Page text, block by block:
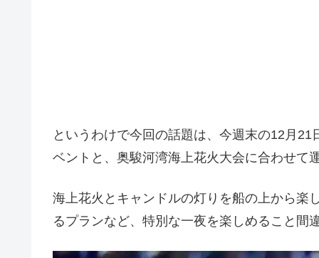
というわけで今回の話題は、今週末の12月
ベントと、奥駿河湾海上花火大会に合わせて
海上花火とキャンドルの灯りを船の上から楽
るプランなど、特別な一夜を楽しめること間